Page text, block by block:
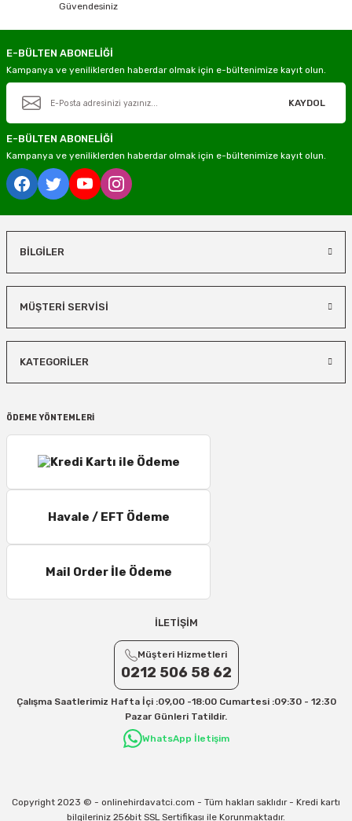
Güvendesiniz
E-BÜLTEN ABONELİĞİ
Kampanya ve yeniliklerden haberdar olmak için e-bültenimize kayıt olun.
KAYDOL
E-BÜLTEN ABONELİĞİ
Kampanya ve yeniliklerden haberdar olmak için e-bültenimize kayıt olun.
BİLGİLER
MÜŞTERİ SERVİSİ
KATEGORİLER
ÖDEME YÖNTEMLERİ
Havale / EFT Ödeme
Mail Order İle Ödeme
İLETİŞİM
Müşteri Hizmetleri
0212 506 58 62
Çalışma Saatlerimiz Hafta İçi :09,00 -18:00 Cumartesi :09:30 - 12:30
Pazar Günleri Tatildir.
WhatsApp İletişim
Copyright 2023 © - onlinehirdavatci.com - Tüm hakları saklıdır - Kredi kartı
bilgileriniz 256bit SSL Sertifikası ile Korunmaktadır.